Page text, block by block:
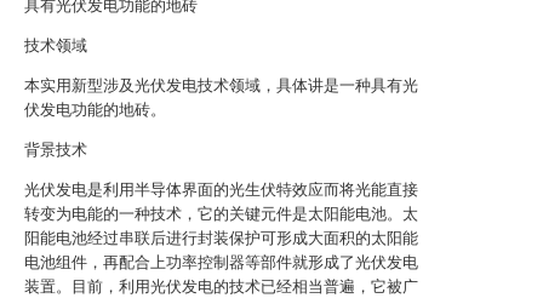
具有光伏发电功能的地砖
技术领域
本实用新型涉及光伏发电技术领域，具体讲是一种具有光
伏发电功能的地砖。
背景技术
光伏发电是利用半导体界面的光生伏特效应而将光能直接
转变为电能的一种技术，它的关键元件是太阳能电池。太
阳能电池经过串联后进行封装保护可形成大面积的太阳能
电池组件，再配合上功率控制器等部件就形成了光伏发电
装置。目前，利用光伏发电的技术已经相当普遍，它被广